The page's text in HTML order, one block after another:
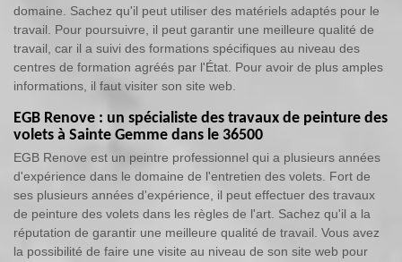
domaine. Sachez qu'il peut utiliser des matériels adaptés pour le
travail. Pour poursuivre, il peut garantir une meilleure qualité de
travail, car il a suivi des formations spécifiques au niveau des
centres de formation agréés par l'État. Pour avoir de plus amples
informations, il faut visiter son site web.
EGB Renove : un spécialiste des travaux de peinture des
volets à Sainte Gemme dans le 36500
EGB Renove est un peintre professionnel qui a plusieurs années
d'expérience dans le domaine de l'entretien des volets. Fort de
ses plusieurs années d'expérience, il peut effectuer des travaux
de peinture des volets dans les règles de l'art. Sachez qu'il a la
réputation de garantir une meilleure qualité de travail. Vous avez
la possibilité de faire une visite au niveau de son site web pour